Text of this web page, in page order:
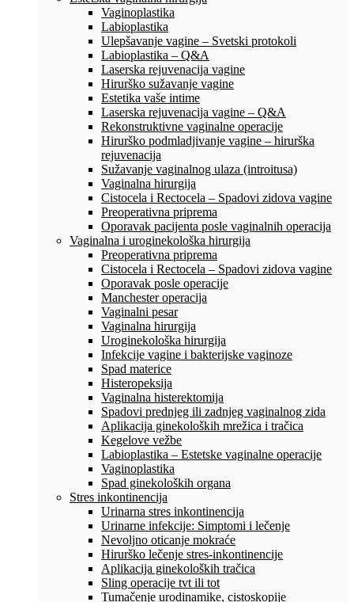
Vaginoplastika
Labioplastika
Ulepšavanje vagine – Svetski protokoli
Labioplastika – Q&A
Laserska rejuvenacija vagine
Hirurško sužavanje vagine
Estetika vaše intime
Laserska rejuvenacija vagine – Q&A
Rekonstruktivne vaginalne operacije
Hirurško podmladjivanje vagine – hirurška
rejuvenacija
Sužavanje vaginalnog ulaza (introitusa)
Vaginalna hirurgija
Cistocela i Rectocela – Spadovi zidova vagine
Preoperativna priprema
Oporavak pacijenta posle vaginalnih operacija
Vaginalna i uroginekološka hirurgija
Preoperativna priprema
Cistocela i Rectocela – Spadovi zidova vagine
Oporavak posle operacije
Manchester operacija
Vaginalni pesar
Vaginalna hirurgija
Uroginekološka hirurgija
Infekcije vagine i bakterijske vaginoze
Spad materice
Histeropeksija
Vaginalna histerektomija
Spadovi prednjeg ili zadnjeg vaginalnog zida
Aplikacija ginekoloških mrežica i tračica
Kegelove vežbe
Labioplastika – Estetske vaginalne operacije
Vaginoplastika
Spad ginekoloških organa
Stres inkontinencija
Urinarna stres inkontinencija
Urinarne infekcije: Simptomi i lečenje
Nevoljno oticanje mokraće
Hirurško lečenje stres-inkontinencije
Aplikacija ginekoloških tračica
Sling operacije tvt ili tot
Tumačenje urodinamike, cistoskopije